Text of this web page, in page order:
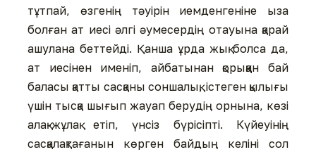
тұтпай, өзгенің тәуірін иемденгеніне ыза
болған ат иесі әлгі әумесердің отауына қарай
ашулана беттейді. Қанша ұрда жық болса да,
ат иесінен именіп, айбатынан қорыққан бай
баласы қатты сасқаны соншалық, істеген қылығы
үшін тысқа шығып жауап берудің орнына, көзі
алақ-жұлақ етіп, үнсіз бүрісіпті. Күйеуінің
сасқалақтағанын көрген байдың келіні сол